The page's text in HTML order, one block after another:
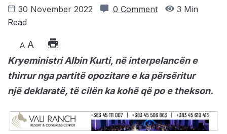
30 November 2022 0 Comment
3 Min
Read
A A
Kryeministri Albin Kurti, në interpelancën e
thirrur nga partitë opozitare e ka përsëritur
një deklaratë, të cilën ka kohë që po e thekson.